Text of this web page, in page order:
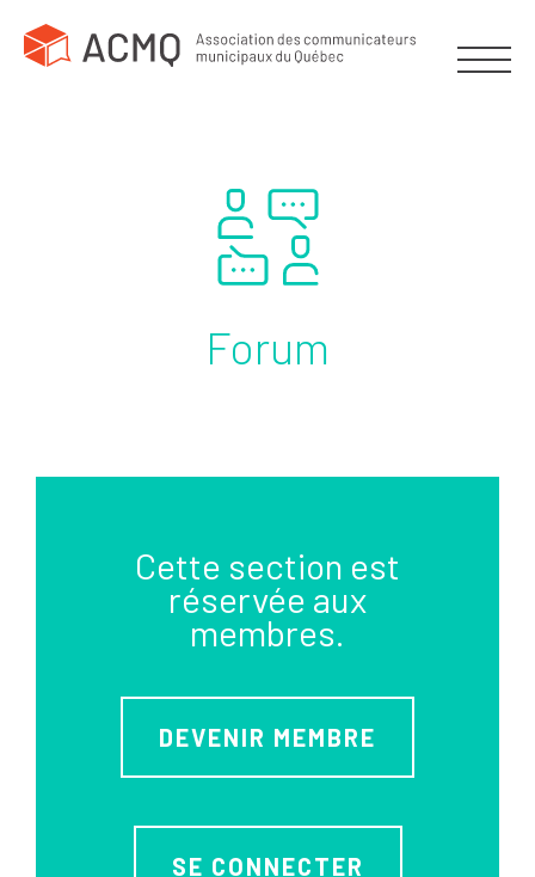
Forum
Cette section est
réservée aux
membres.
DEVENIR MEMBRE
SE CONNECTER